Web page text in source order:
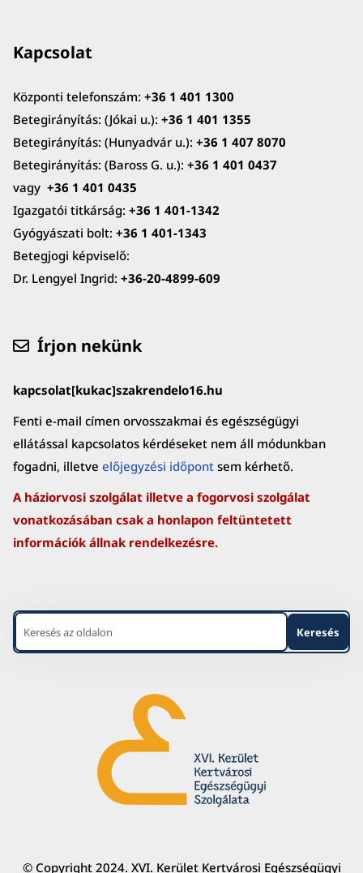
Kapcsolat
Központi telefonszám: +36 1 401 1300
Betegirányítás: (Jókai u.): +36 1 401 1355
Betegirányítás: (Hunyadvár u.): +36 1 407 8070
Betegirányítás: (Baross G. u.): +36 1 401 0437
vagy +36 1 401 0435
Igazgatói titkárság: +36 1 401-1342
Gyógyászati bolt: +36 1 401-1343
Betegjogi képviselő:
Dr. Lengyel Ingrid: +36-20-4899-609
Írjon nekünk
kapcsolat[kukac]szakrendelo16.hu
Fenti e-mail címen orvosszakmai és egészségügyi
ellátással kapcsolatos kérdéseket nem áll módunkban
fogadni, illetve előjegyzési időpontsem kérhető.
A háziorvosi szolgálat illetve a fogorvosi szolgálat
vonatkozásában csak a honlapon feltüntetett
információk állnak rendelkezésre.
© Copyright 2024. XVI. Kerület Kertvárosi Egészségügyi